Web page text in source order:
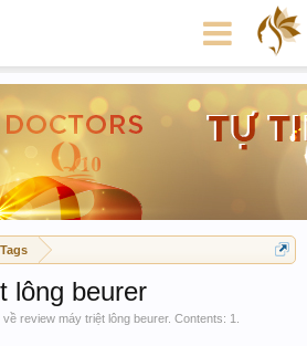
Tags
lông beurer
review máy triệt lông beurer. Contents: 1.